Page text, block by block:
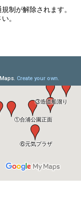
制が解除されます。
。